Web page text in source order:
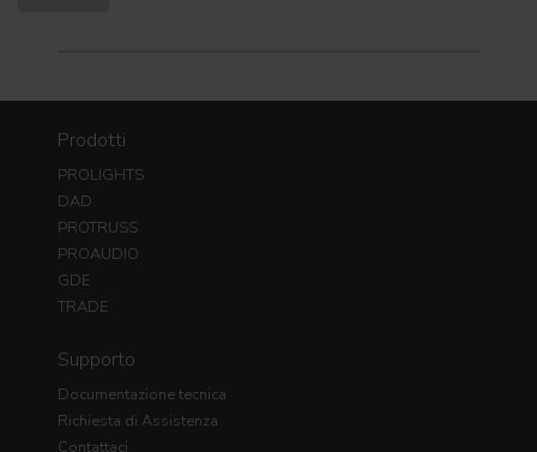
Prodotti
PROLIGHTS
DAD
PROTRUSS
PROAUDIO
GDE
TRADE
Supporto
Documentazione tecnica
Richiesta di Assistenza